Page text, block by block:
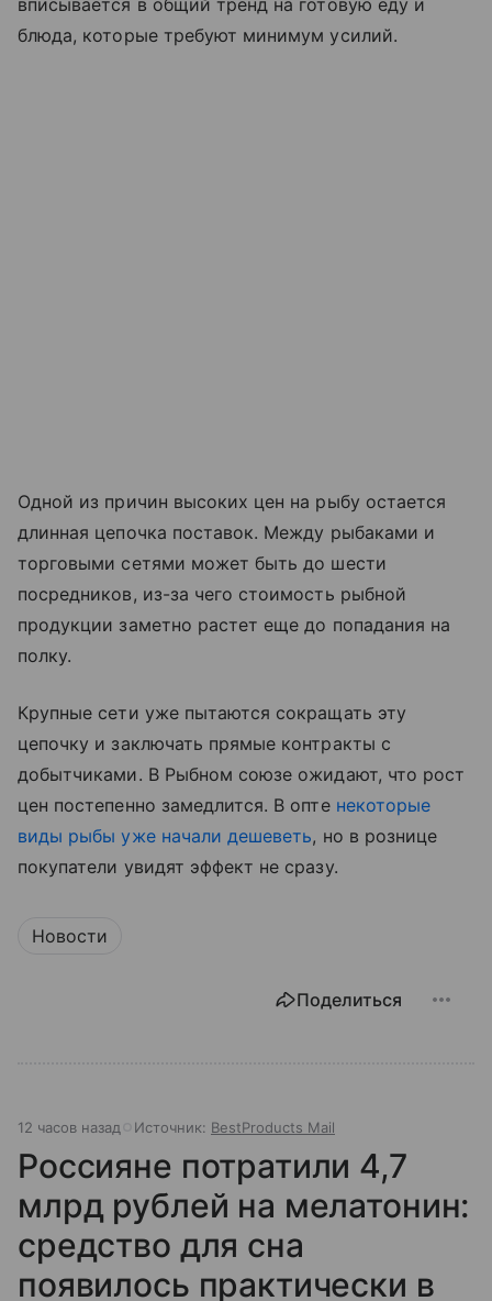
блюда, которые требуют минимум усилий.
Одной из причин высоких цен на рыбу остается
длинная цепочка поставок. Между рыбаками и
торговыми сетями может быть до шести
посредников, из-за чего стоимость рыбной
продукции заметно растет еще до попадания на
полку.
Крупные сети уже пытаются сокращать эту
цепочку и заключать прямые контракты с
добытчиками. В Рыбном союзе ожидают, что рост
цен постепенно замедлится. В опте некоторые
виды рыбы уже начали дешеветь, но в рознице
покупатели увидят эффект не сразу.
Новости
Поделиться
12 часов назад Источник: BestProducts Mail
Россияне потратили 4,7
млрд рублей на мелатонин:
средство для сна
появилось практически в